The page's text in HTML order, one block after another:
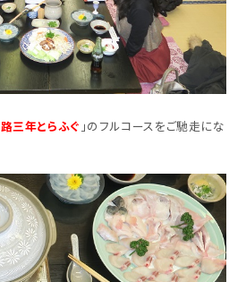
三年とらふぐ 」のフルコースをご馳走にな